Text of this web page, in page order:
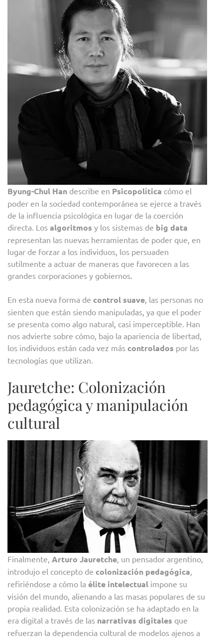
Byung-Chul Han describe en Psicopolítica cómo el
poder en la sociedad contemporánea se ejerce a través
de la influencia psicológica en lugar de la coerción
directa. Los algoritmos y los sistemas de big data
representan las nuevas herramientas de poder que, en
lugar de forzar a los individuos, los persuaden
sutilmente a actuar de maneras que favorecen a las
grandes corporaciones y gobiernos.
En esta nueva forma de control suave , las personas no
sienten que están siendo manipuladas, ya que el poder
se presenta como algo natural, casi imperceptible. Han
nos advierte sobre cómo, bajo la apariencia de libertad,
los individuos están cada vez más controlados por las
tecnologías que utilizan.
Jauretche: Colonización
pedagógica y manipulación
cultural
Finalmente, Arturo Jauretche, un pensador argentino,
introdujo el concepto de colonización pedagógica,
refiriéndose a cómo la élite intelectual impone su
visión del mundo, alienando a las masas populares de su
propia realidad. Esta colonización se ha adaptado en la
era digital a través de las narrativas digitales que
refuerzan la dependencia cultural de modelos ajenos a